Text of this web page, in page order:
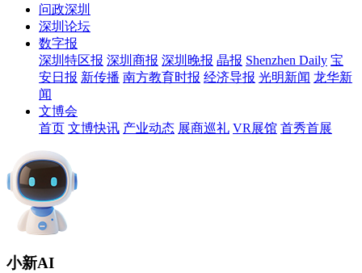
问政深圳
深圳论坛
数字报
深圳特区报 深圳商报 深圳晚报 晶报 Shenzhen Daily 宝
安日报 新传播 南方教育时报 经济导报 光明新闻 龙华新
闻
文博会
首页 文博快讯 产业动态 展商巡礼 VR展馆 首秀首展
小新AI